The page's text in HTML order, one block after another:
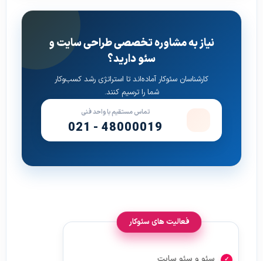
نیاز به مشاوره تخصصی طراحی سایت و
سئو دارید؟
کارشناسان سئوکار آماده‌اند تا استراتژی رشد کسب‌وکار
شما را ترسیم کنند.
تماس مستقیم با واحد فنی
021 - 48000019
فعالیت های سئوکار